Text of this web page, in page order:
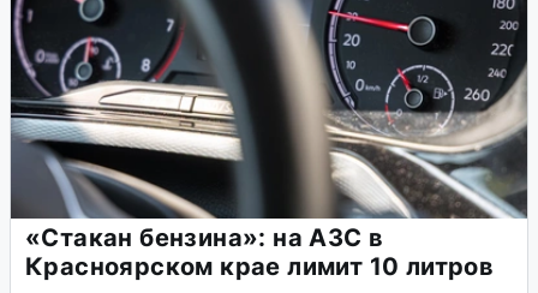
«Стакан бензина»: на АЗС в
Красноярском крае лимит 10 литров